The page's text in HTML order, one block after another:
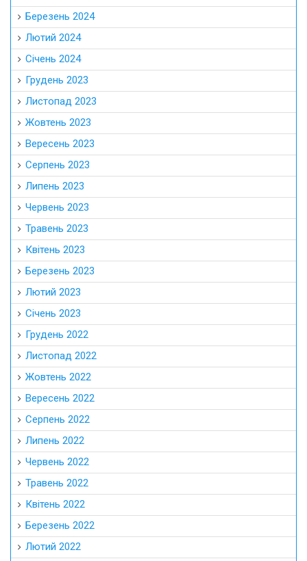
Березень 2024
Лютий 2024
Січень 2024
Грудень 2023
Листопад 2023
Жовтень 2023
Вересень 2023
Серпень 2023
Липень 2023
Червень 2023
Травень 2023
Квітень 2023
Березень 2023
Лютий 2023
Січень 2023
Грудень 2022
Листопад 2022
Жовтень 2022
Вересень 2022
Серпень 2022
Липень 2022
Червень 2022
Травень 2022
Квітень 2022
Березень 2022
Лютий 2022